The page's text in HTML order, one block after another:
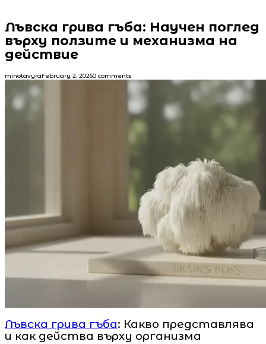
Лъвска грива гъба: Научен поглед
върху ползите и механизма на
действие
minotavyraFebruary 2, 20260 comments
Лъвска грива гъба: Какво представлява
и как действа върху организма